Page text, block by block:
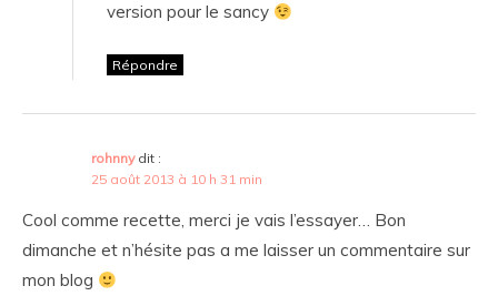
version pour le sancy
Répondre
rohnny dit :
25 août 2013 à 10 h 31 min
Cool comme recette, merci je vais l’essayer… Bon
dimanche et n’hésite pas a me laisser un commentaire sur
mon blog